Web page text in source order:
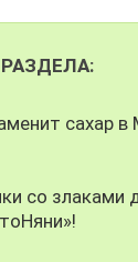
сахар в
со злаками